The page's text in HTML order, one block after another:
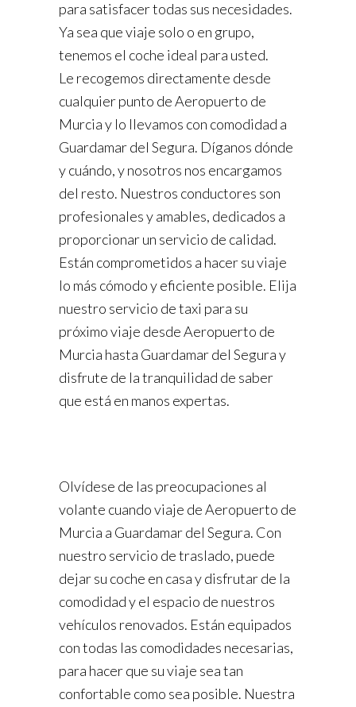
para satisfacer todas sus necesidades.
Ya sea que viaje solo o en grupo,
tenemos el coche ideal para usted.
Le recogemos directamente desde
cualquier punto de Aeropuerto de
Murcia y lo llevamos con comodidad a
Guardamar del Segura. Díganos dónde
y cuándo, y nosotros nos encargamos
del resto. Nuestros conductores son
profesionales y amables, dedicados a
proporcionar un servicio de calidad.
Están comprometidos a hacer su viaje
lo más cómodo y eficiente posible. Elija
nuestro servicio de taxi para su
próximo viaje desde Aeropuerto de
Murcia hasta Guardamar del Segura y
disfrute de la tranquilidad de saber
que está en manos expertas.
Olvídese de las preocupaciones al
volante cuando viaje de Aeropuerto de
Murcia a Guardamar del Segura. Con
nuestro servicio de traslado, puede
dejar su coche en casa y disfrutar de la
comodidad y el espacio de nuestros
vehículos renovados. Están equipados
con todas las comodidades necesarias,
para hacer que su viaje sea tan
confortable como sea posible. Nuestra